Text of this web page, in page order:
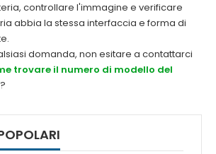
controllare l'immagine e verificare
abbia la stessa interfaccia e forma di
domanda, non esitare a contattarci
trovare il numero di modello del
?